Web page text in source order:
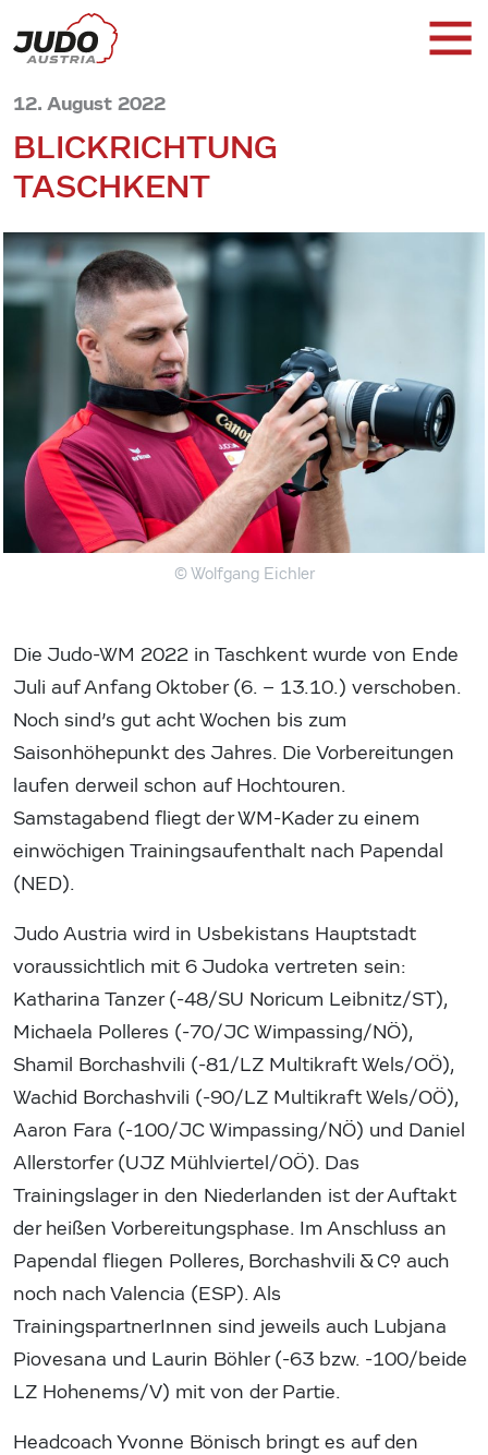
12. August 2022
BLICKRICHTUNG
TASCHKENT
© Wolfgang Eichler
Die Judo-WM 2022 in Taschkent wurde von Ende
Juli auf Anfang Oktober (6. – 13.10.) verschoben.
Noch sind’s gut acht Wochen bis zum
Saisonhöhepunkt des Jahres. Die Vorbereitungen
laufen derweil schon auf Hochtouren.
Samstagabend fliegt der WM-Kader zu einem
einwöchigen Trainingsaufenthalt nach Papendal
(NED).
Judo Austria wird in Usbekistans Hauptstadt
voraussichtlich mit 6 Judoka vertreten sein:
Katharina Tanzer (-48/SU Noricum Leibnitz/ST),
Michaela Polleres (-70/JC Wimpassing/NÖ),
Shamil Borchashvili (-81/LZ Multikraft Wels/OÖ),
Wachid Borchashvili (-90/LZ Multikraft Wels/OÖ),
Aaron Fara (-100/JC Wimpassing/NÖ) und Daniel
Allerstorfer (UJZ Mühlviertel/OÖ). Das
Trainingslager in den Niederlanden ist der Auftakt
der heißen Vorbereitungsphase. Im Anschluss an
Papendal fliegen Polleres, Borchashvili & Co. auch
noch nach Valencia (ESP). Als
TrainingspartnerInnen sind jeweils auch Lubjana
Piovesana und Laurin Böhler (-63 bzw. -100/beide
LZ Hohenems/V) mit von der Partie.
Headcoach Yvonne Bönisch bringt es auf den